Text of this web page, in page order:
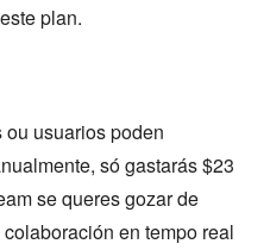
plan.
ou usuarios poden
só gastarás $23
se queres gozar de
en tempo real